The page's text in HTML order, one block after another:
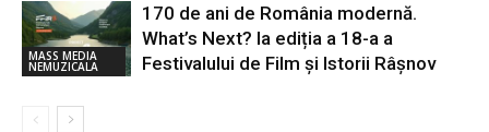
MASS MEDIA
NEMUZICALA
170 de ani de România modernă.
What’s Next? la ediția a 18-a a
Festivalului de Film și Istorii Râșnov